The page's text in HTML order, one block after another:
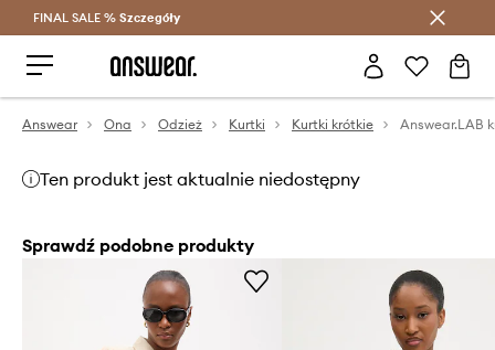
Oszczędzaj z Answear Club >
FINAL SALE % Szczegóły
Answear Ona Odzież Kurtki Kurtki krótkie Answear.LAB
Ten produkt jest aktualnie niedostępny
Sprawdź podobne produkty